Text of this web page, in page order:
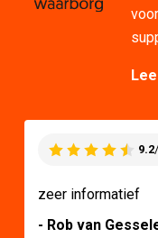
9.2
zeer informatief
- Rob van